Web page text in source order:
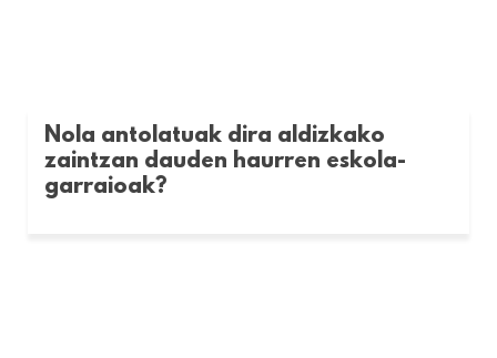
Nola antolatuak dira aldizkako
zaintzan dauden haurren eskola-
garraioak?